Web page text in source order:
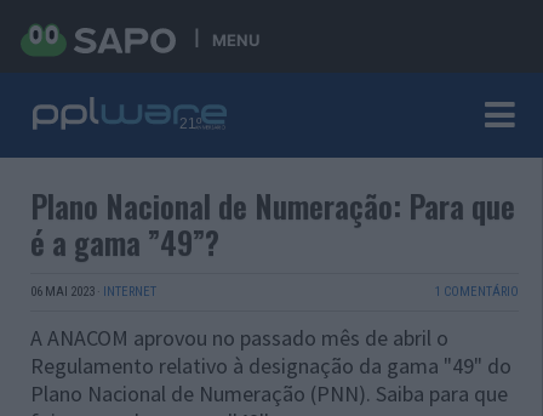
MENU
Plano Nacional de Numeração: Para que
é a gama ”49”?
06 MAI 2023 · INTERNET 1 COMENTÁRIO
A ANACOM aprovou no passado mês de abril o
Regulamento relativo à designação da gama "49" do
Plano Nacional de Numeração (PNN). Saiba para que